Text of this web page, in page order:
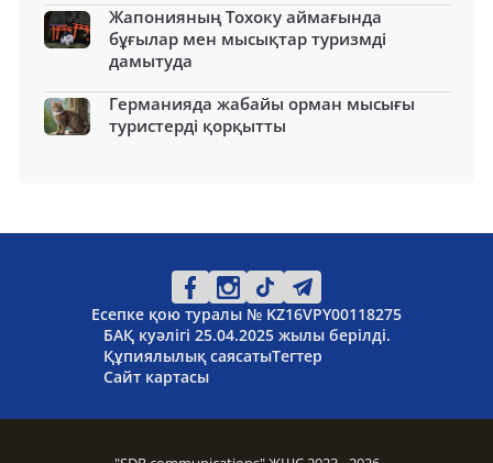
Жапонияның Тохоку аймағында
бұғылар мен мысықтар туризмді
дамытуда
Германияда жабайы орман мысығы
туристерді қорқытты
Есепке қою туралы № KZ16VPY00118275
БАҚ куәлігі 25.04.2025 жылы берілді.
Құпиялылық саясатыТегтер
Сайт картасы